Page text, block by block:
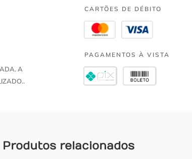
A
CARTÕES DE DÉBITO
PAGAMENTOS À VISTA
Produtos relacionados